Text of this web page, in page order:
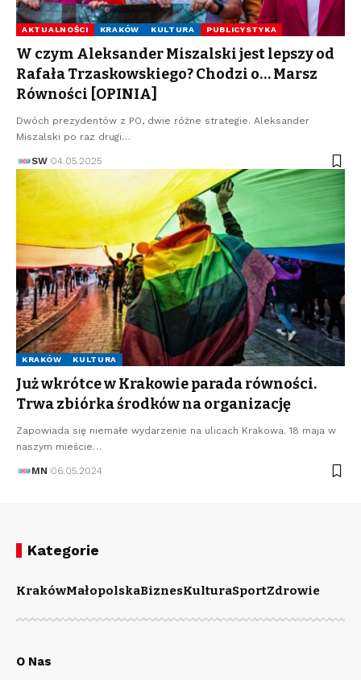
AKTUALNOŚCI KRAKÓW KULTURA PUBLICYSTYKA
W czym Aleksander Miszalski jest lepszy od
Rafała Trzaskowskiego? Chodzi o… Marsz
Równości [OPINIA]
Dwóch prezydentów z PO, dwie różne strategie. Aleksander
Miszalski po raz drugi…
SW 04.05.2025
KRAKÓW KULTURA
Już wkrótce w Krakowie parada równości.
Trwa zbiórka środków na organizację
Zapowiada się niemałe wydarzenie na ulicach Krakowa. 18 maja w
naszym mieście…
MN 06.05.2024
Kategorie
KrakówMałopolskaBiznesKulturaSportZdrowie
O Nas